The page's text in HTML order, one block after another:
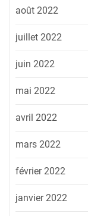
août 2022
juillet 2022
juin 2022
mai 2022
avril 2022
mars 2022
février 2022
janvier 2022